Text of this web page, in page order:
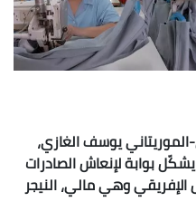
يوسف الغازي،
بوابة لإنعاش الصادرات
وهي مالي، النيجر